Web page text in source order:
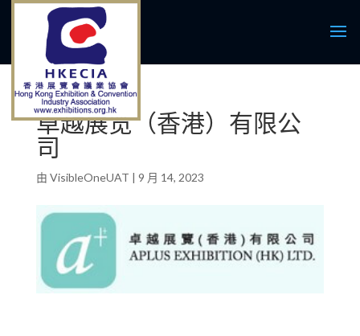
卓越展览（香港）有限公
司
由 VisibleOneUAT | 9 月 14, 2023